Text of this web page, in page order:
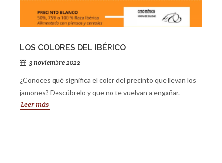
LOS COLORES DEL IBÉRICO
3 noviembre 2022
¿Conoces qué significa el color del precinto que llevan los
jamones? Descúbrelo y que no te vuelvan a engañar.
Leer más